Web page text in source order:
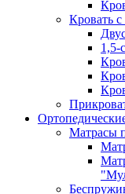
Кровать
1,5-
Матрасы